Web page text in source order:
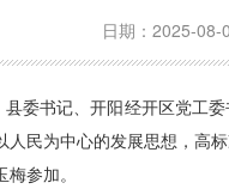
日期：2025-
委书记、开阳经开区党工
人民为中心的发展思想，高
参加。